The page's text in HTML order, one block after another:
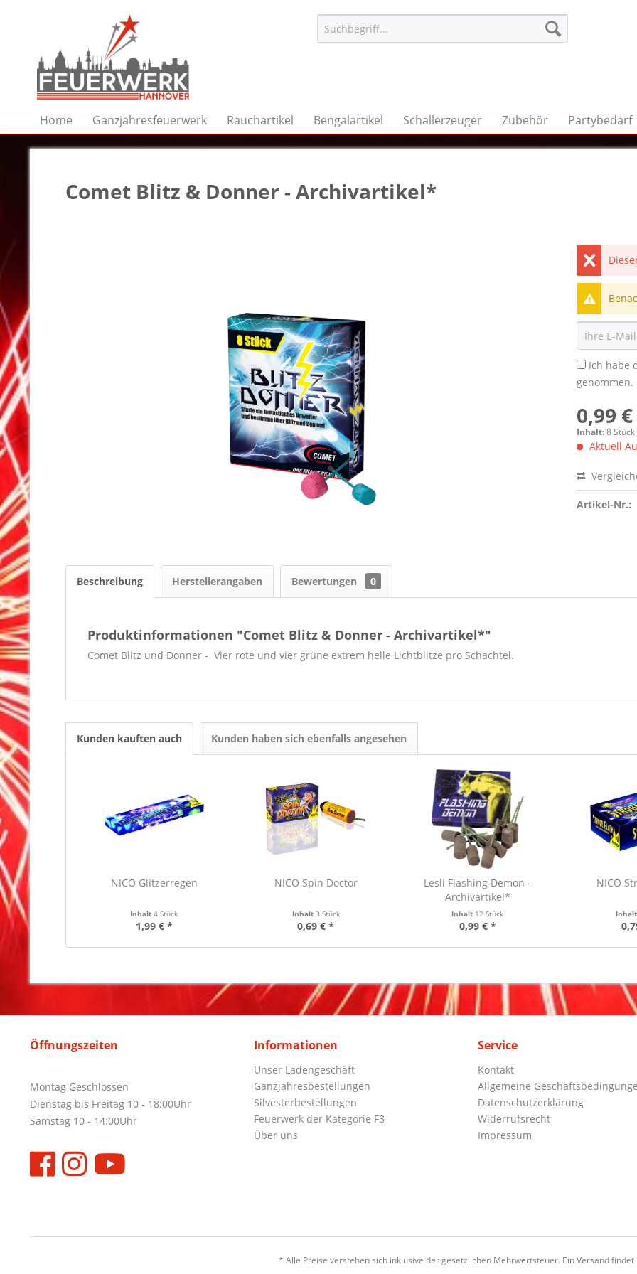
Home Ganzjahresfeuerwerk Rauchartikel Bengalartikel Schallerzeuger Zubehör Partybedarf
Comet Blitz & Donner - Archivartikel*
Ich habe
genommen.
0,99
Inhalt:8 Stück
Aktuell
Artikel-Nr.:
Beschreibung Herstellerangaben Bewertungen 0
Produktinformationen "Comet Blitz & Donner - Archivartikel*"
Comet Blitz und Donner - Vier rote und vier grüne extrem helle Lichtblitze pro Schachtel.
Kunden kauften auch Kunden haben sich ebenfalls angesehen
NICO Glitzerregen
Inhalt4 Stück
1,99 € *
NICO Spin Doctor
Inhalt 3 Stück
0,69 € *
Lesli Flashing Demon -
Archivartikel*
Inhalt 12 Stück
0,99 € *
NICO
Öffnungszeiten
Montag Geschlossen
Dienstag bis Freitag 10 - 18:00Uhr
Samstag 10 - 14:00Uhr
Informationen
Unser Ladengeschäft
Ganzjahresbestellungen
Silvesterbestellungen
Feuerwerk der Kategorie F3
Über uns
Service
Kontakt
Allgemeine
Datenschutzerklärung
Widerrufsrecht
Impressum
* Alle Preise verstehen sich inklusive der gesetzlichen Mehrwertsteuer. Ein Versand findet